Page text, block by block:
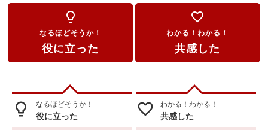
lightbulb_outline
なるほどそうか！
役に立った
favorite_border
わかる！わかる！
共感した
lightbulb_outline なるほどそうか！
役に立った favorite_border わかる！わかる！
共感した